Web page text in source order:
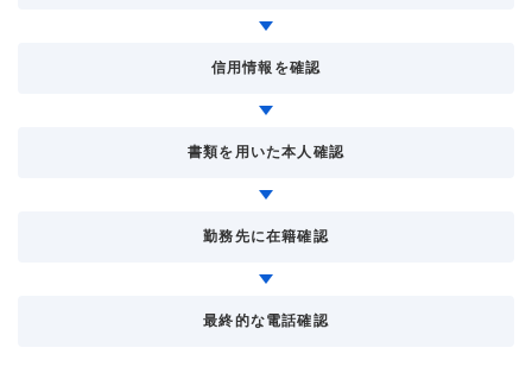
信用情報を確認
書類を用いた本人確認
勤務先に在籍確認
最終的な電話確認